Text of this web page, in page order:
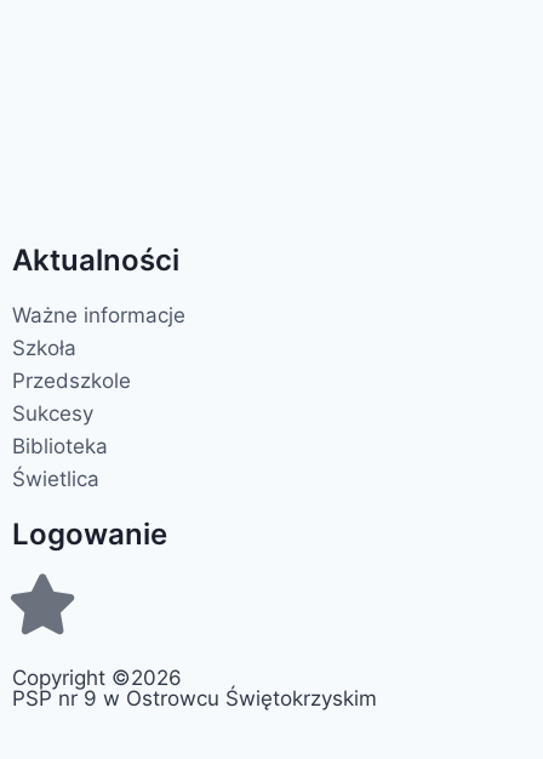
Aktualności
Ważne informacje
Szkoła
Przedszkole
Sukcesy
Biblioteka
Świetlica
Logowanie
Copyright ©2026
PSP nr 9 w Ostrowcu Świętokrzyskim